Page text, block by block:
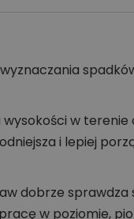
w
i lepiej
dobrze sprawdza
w poziomie,